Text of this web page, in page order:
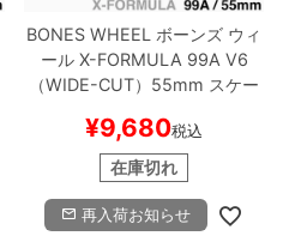
BONES WHEEL ボーンズ ウィ
ールX-FORMULA 99A V6
（WIDE-CUT） 55mm スケー
¥9,680税込
在庫切れ
再入荷お知らせ